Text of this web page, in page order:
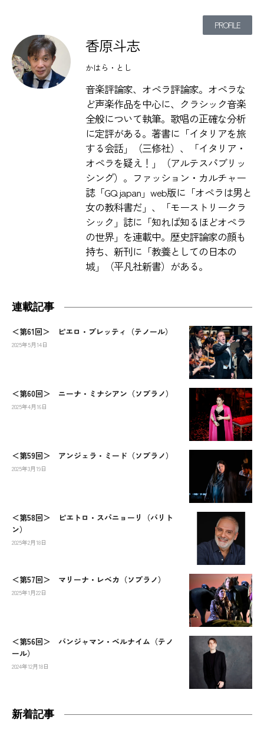
PROFILE
香原斗志
かはら・とし
音楽評論家、オペラ評論家。オペラな
ど声楽作品を中心に、クラシック音楽
全般について執筆。歌唱の正確な分析
に定評がある。著書に「イタリアを旅
する会話」（三修社）、「イタリア・
オペラを疑え！」（アルテスパブリッ
シング）。ファッション・カルチャー
誌「GQ japan」web版に「オペラは男と
女の教科書だ」、「モーストリークラ
シック」誌に「知れば知るほどオペラ
の世界」を連載中。歴史評論家の顔も
持ち、新刊に「教養としての日本の
城」（平凡社新書）がある。
連載記事
＜第61回＞ ピエロ・プレッティ（テノール）
2025年5月14日
＜第60回＞ ニーナ・ミナシアン（ソプラノ）
2025年4月16日
＜第59回＞ アンジェラ・ミード（ソプラノ）
2025年3月19日
＜第58回＞ ピエトロ・スパニョーリ（バリト
ン）
2025年2月18日
＜第57回＞ マリーナ・レベカ（ソプラノ）
2025年1月22日
＜第56回＞ バンジャマン・ベルナイム（テノ
ール）
2024年12月18日
新着記事